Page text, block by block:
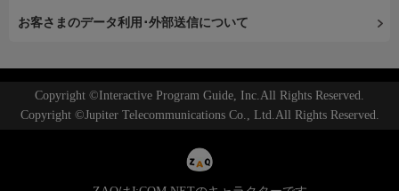
お客さまのデータ利用･外部送信について
Copyright ©Interactive Program Guide, Inc.All Rights Reserved.
Copyright ©Jupiter Telecommunications Co., Ltd.All Rights Reserved.